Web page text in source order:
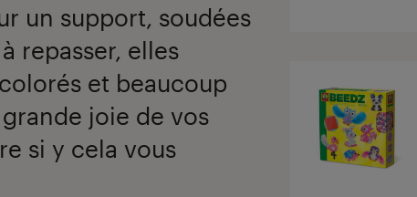
un support, soudées
repasser, elles
et beaucoup
joie de vos
si y cela vous